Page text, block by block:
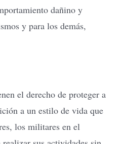
dañino y
y para los demás,
el derecho de proteger a
a un estilo de vida que
los militares en el